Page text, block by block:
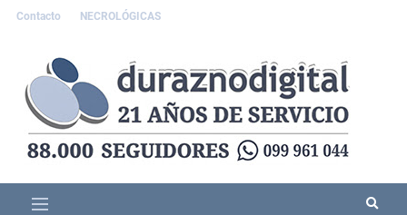
Contacto NECROLÓGICAS